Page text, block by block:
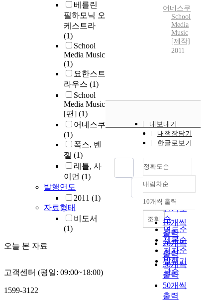
베를린
필하모닉 오
케스트라
(1)
School
Media Music
(1)
요한스트
라우스 (1)
School
Media Music
[편] (1)
어네스쿠
(1)
폭스, 벤
젤 (1)
레틀, 사
이먼 (1)
발행연도
2011 (1)
자료형태
비도서
(1)
오늘 본 자료
어네스쿠
School
Media
Music
[제작]
2011
내보내기
내책장담기
한글로보기
정확도순
정확도
순
인기도
순
연도순
제목순
저자순
발행기
관순
내림차순
내림차순
10개씩 출력
10개씩
출력
20개씩
출력
30개씩
출력
50개씩
출력
조회
고객센터 (평일: 09:00~18:00)
1599-3122